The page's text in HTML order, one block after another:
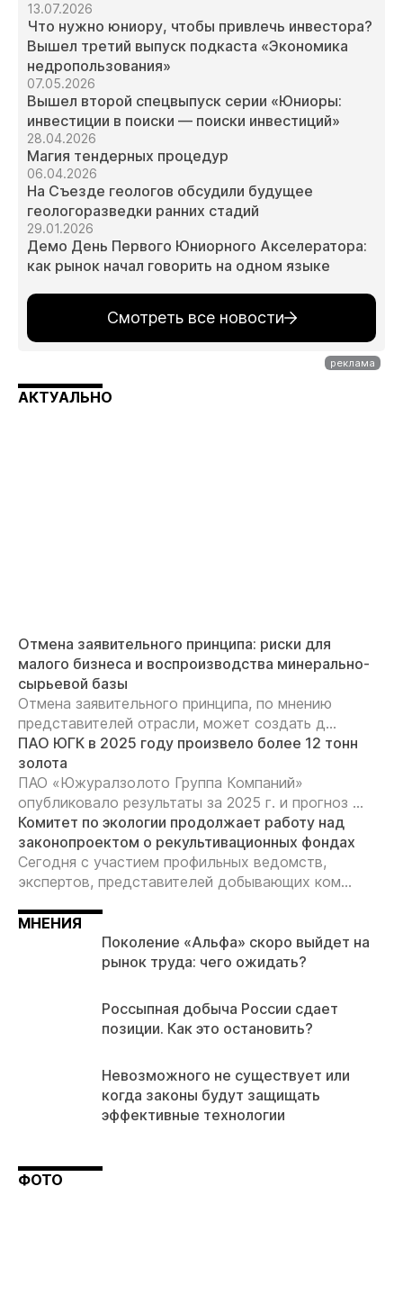
13.07.2026
Что нужно юниору, чтобы привлечь инвестора?
Вышел третий выпуск подкаста «Экономика
недропользования»
07.05.2026
Вышел второй спецвыпуск серии «Юниоры:
инвестиции в поиски — поиски инвестиций»
28.04.2026
Магия тендерных процедур
06.04.2026
На Съезде геологов обсудили будущее
геологоразведки ранних стадий
29.01.2026
Демо День Первого Юниорного Акселератора:
как рынок начал говорить на одном языке
Смотреть все новости
АКТУАЛЬНО
Отмена заявительного принципа: риски для
малого бизнеса и воспроизводства минерально-
сырьевой базы
Отмена заявительного принципа, по мнению
представителей отрасли, может создать д...
ПАО ЮГК в 2025 году произвело более 12 тонн
золота
ПАО «Южуралзолото Группа Компаний»
опубликовало результаты за 2025 г. и прогноз ...
Комитет по экологии продолжает работу над
законопроектом о рекультивационных фондах
Сегодня с участием профильных ведомств,
экспертов, представителей добывающих ком...
МНЕНИЯ
Поколение «Альфа» скоро выйдет на
рынок труда: чего ожидать?
Россыпная добыча России сдает
позиции. Как это остановить?
Невозможного не существует или
когда законы будут защищать
эффективные технологии
ФОТО